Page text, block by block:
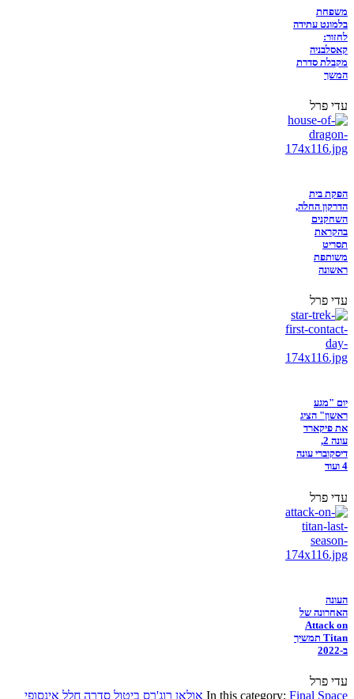
משפחת
בלמונט עתידה
לחזור:
קאסלבניה
מקבלת סדרת
המשך
עדי פרל
הפקת בית
הדרקון החלה,
השחקנים
בהקראת
תסריט
משותפת
ראשונה
עדי פרל
יום "מגע
ראשון" הציג
את פיקארד
עונה 2,
דיסקוברי עונה
4 ועוד
עדי פרל
העונה
האחרונה של
Attack on
Titan תמשיך
ב-2022
עדי פרל
In this category: Final Space אולאן רוג'רס ביטול סדרה חלל אינסופי